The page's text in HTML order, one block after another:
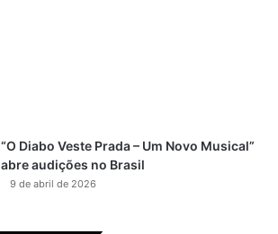
“O Diabo Veste Prada – Um Novo Musical”
abre audições no Brasil
9 de abril de 2026